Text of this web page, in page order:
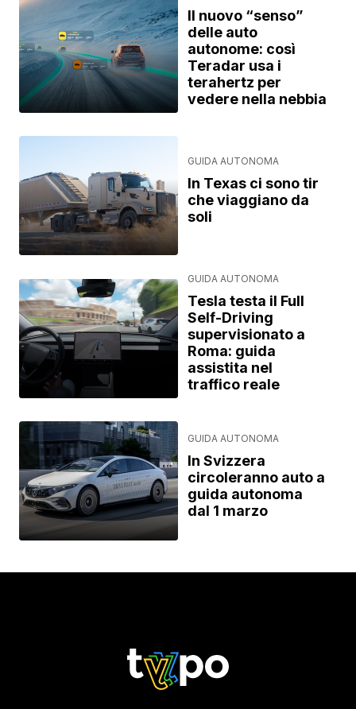
Il nuovo “senso”
delle auto
autonome: così
Teradar usa i
terahertz per
vedere nella nebbia
GUIDA AUTONOMA
In Texas ci sono tir
che viaggiano da
soli
GUIDA AUTONOMA
Tesla testa il Full
Self-Driving
supervisionato a
Roma: guida
assistita nel
traffico reale
GUIDA AUTONOMA
In Svizzera
circoleranno auto a
guida autonoma
dal 1 marzo